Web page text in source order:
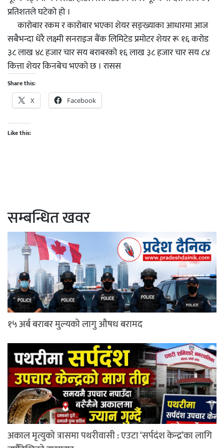
प्रतिशतले घटेको हो ।
कारोबार रकम र कारोबार भएका शेयर सङ्ख्याका आधारमा आज
सबैभन्दा धेरै लक्ष्मी सनराइज बैंक लिमिटेड प्रमोटर शेयर रू १६ करोड
३८ लाख ४८ हजार चार सय बराबरको १६ लाख ३८ हजार चार सय ८४
कित्ता शेयर किनबेच भएको छ । रासस
Share this:
X Facebook
Like this:
सम्बन्धित खवर
१५ अर्ब बराबर मुल्यको लागु औषध बरामद
अकाल मृत्युको त्रासमा पथरीवासी : एउटा ‘सर्पदंश केन्द्र’का लागि